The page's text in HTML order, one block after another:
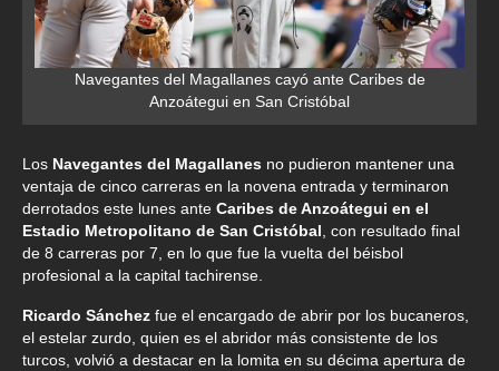
Navegantes del Magallanes cayó ante Caribes de
Anzoátegui en San Cristóbal
Los Navegantes del Magallanes no pudieron mantener una
ventaja de cinco carreras en la novena entrada y terminaron
derrotados este lunes ante Caribes de Anzoátegui en el
Estadio Metropolitano de San Cristóbal , con resultado final
de 8 carreras por 7, en lo que fue la vuelta del béisbol
profesional a la capital tachirense.
Ricardo Sánchez fue el encargado de abrir por los bucaneros,
el estelar zurdo, quien es el abridor más consistente de los
turcos, volvió a destacar en la lomita en su décima apertura de